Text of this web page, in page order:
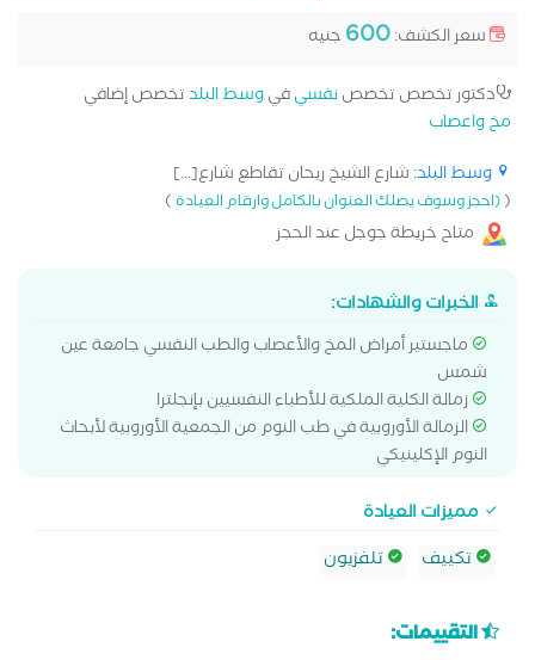
سعر الكشف:600 جنيه
دكتور تخصص تخصصنفسيفيوسط البلدتخصص إضافي
مخ واعصاب
وسط البلد: شارع الشيخ ريحان تقاطع شارع[...]
((احجز وسوف يصلك العنوان بالكامل وارقام العيادة)
متاح خريطة جوجل عند الحجز
الخبرات والشهادات:
ماجستير أمراض المخ والأعصاب والطب النفسي جامعة عين
شمس
زمالة الكلية الملكية للأطباء النفسيين بإنجلترا
الزمالة الأوروبية في طب النوم من الجمعية الأوروبية لأبحاث
النوم الإكلينيكي
مميزات العيادة
تكييف
تلفزيون
التقييمات: